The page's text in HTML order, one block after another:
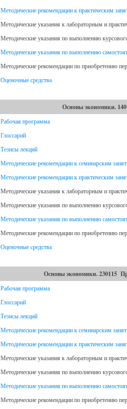
Методические рекомендации к практическим
Методические указания к лабораторным и
Методические указания по выполнению
Методические указания по выполнению
Методические рекомендации по приобретению
Оценочные средства
Основы экономики.
Рабочая программа
Глоссарий
Тезисы лекций
Методические рекомендации к семинарским
Методические рекомендации к практическим
Методические указания к лабораторным и
Методические указания по выполнению
Методические указания по выполнению
Методические рекомендации по приобретению
Оценочные средства
Основы экономики. 230115
Рабочая программа
Глоссарий
Тезисы лекций
Методические рекомендации к семинарским
Методические рекомендации к практическим
Методические указания к лабораторным и
Методические указания по выполнению
Методические указания по выполнению
Методические рекомендации по приобретению